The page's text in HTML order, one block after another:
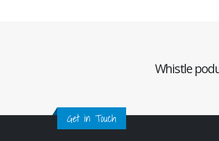
Whistle
Get in Touch